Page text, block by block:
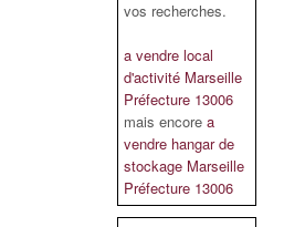
vos recherches.
a vendre local
d'activité Marseille
Préfecture 13006
mais encore a
vendre hangar de
stockage Marseille
Préfecture 13006